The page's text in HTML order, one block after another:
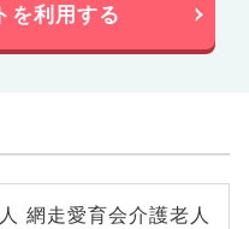
を利用する
網走愛育会介護老人